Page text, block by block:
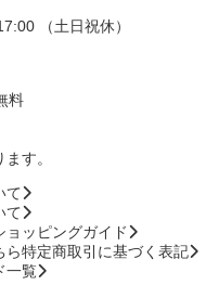
（土日祝休）
料
す。
て
て
ョッピングガイド
特定商取引に基づく表記
一覧